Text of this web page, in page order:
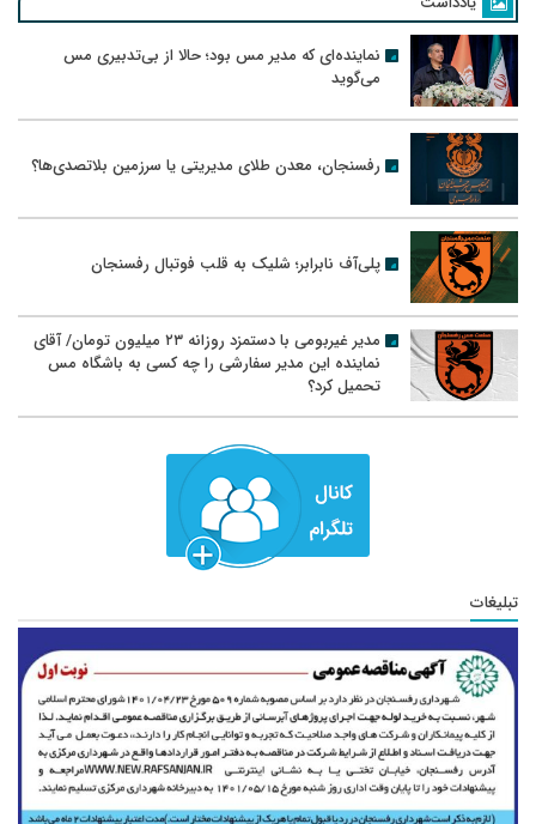
نماینده‌ای که مدیر مس بود؛ حالا از بی‌تدبیری مس
می‌گوید
رفسنجان، معدن طلای مدیریتی یا سرزمین بلاتصدی‌ها؟
پلی‌آف نابرابر؛ شلیک به قلب فوتبال رفسنجان
مدیر غیربومی با دستمزد روزانه ۲۳ میلیون تومان/ آقای
نماینده این مدیر سفارشی را چه کسی به باشگاه مس
تحمیل کرد؟
تبلیغات